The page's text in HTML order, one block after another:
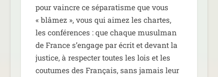
pour vaincre ce sépa­ra­tisme que vous
« blâ­mez », vous qui aimez les chartes,
les confé­rences : que chaque musul­man
de France s’en­gage par écrit et devant la
jus­tice, à res­pec­ter toutes les lois et les
cou­tumes des Français, sans jamais leur